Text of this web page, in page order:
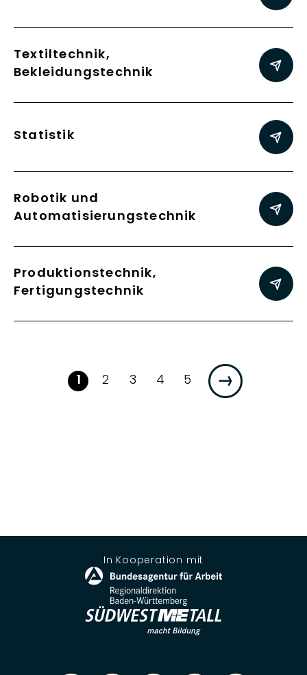
Textiltechnik,
Bekleidungstechnik
Statistik
Robotik und
Automatisierungstechnik
Produktionstechnik,
Fertigungstechnik
Seite:
1 Seite:
2 Seite:
3 Seite:
4 Seite:
5
In Kooperation mit